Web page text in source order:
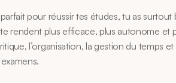
parfait pour réussir tes études, tu as
rendent plus efficace, plus autonome et
l’organisation, la gestion du temps et